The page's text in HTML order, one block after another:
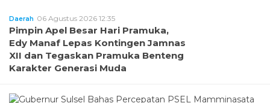
Daerah 06 Agustus 2026 12:35
Pimpin Apel Besar Hari Pramuka,
Edy Manaf Lepas Kontingen Jamnas
XII dan Tegaskan Pramuka Benteng
Karakter Generasi Muda